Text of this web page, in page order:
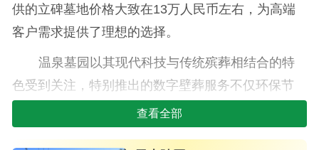
供的立碑墓地价格大致在13万人民币左右，为高端
客户需求提供了理想的选择。
温泉墓园以其现代科技与传统殡葬相结合的特
色受到关注，特别推出的数字壁葬服务不仅环保节
地，而且价格相对适中，约为5万元上下，是数字化
殡葬理念践行者的优先考虑对象。
查看全部